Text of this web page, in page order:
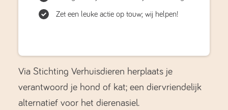
Zet een leuke actie op touw; wij helpen!
Via Stichting Verhuisdieren herplaats je
verantwoord je hond of kat; een diervriendelijk
alternatief voor het dierenasiel.